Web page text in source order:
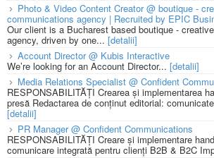
Photo & Video Content Creator @ boutique -
communications agency | Recruited by EPIC
Our client is a Bucharest based boutique -
agency, driven by one... [detalii]
Account Director @ Kubis Interactive
We’re looking for an Account Director... [detalii]
Media Relations Specialist @ Confident
RESPONSABILITĂȚI Crearea și implementarea
presă Redactarea de conținut editorial:
[detalii]
PR Manager @ Confident Communications
RESPONSABILITĂȚI Creare și implementare
comunicare integrată pentru clienți B2B & B2C